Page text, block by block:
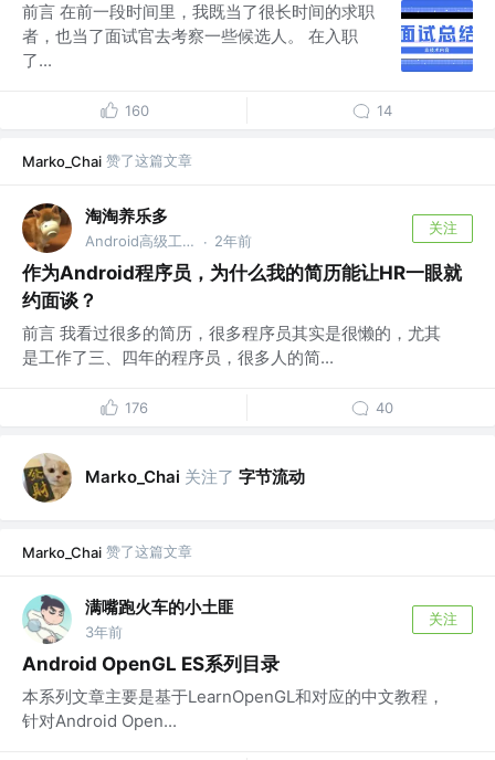
前言 在前一段时间里，我既当了很长时间的求职
者，也当了面试官去考察一些候选人。 在入职
了...
160 14
Marko_Chai 赞了这篇文章
淘淘养乐多
Android高级工程师 · 2年前
关注
作为Android程序员，为什么我的简历能让HR一眼就
约面谈？
前言 我看过很多的简历，很多程序员其实是很懒的，尤其
是工作了三、四年的程序员，很多人的简...
176 40
Marko_Chai 关注了 字节流动
Marko_Chai 赞了这篇文章
满嘴跑火车的小土匪
3年前
关注
Android OpenGL ES系列目录
本系列文章主要是基于LearnOpenGL和对应的中文教程，
针对Android Open...